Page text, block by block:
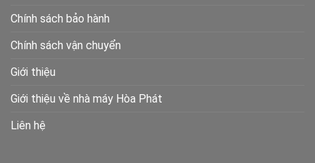
Chính sách bảo hành
Chính sách vận chuyển
Giới thiệu
Giới thiệu về nhà máy Hòa Phát
Liên hệ